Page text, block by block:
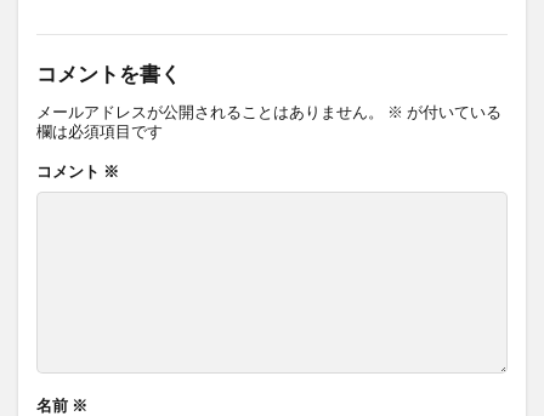
コメントを書く
メールアドレスが公開されることはありません。 ※ が付いている
欄は必須項目です
コメント ※
名前 ※